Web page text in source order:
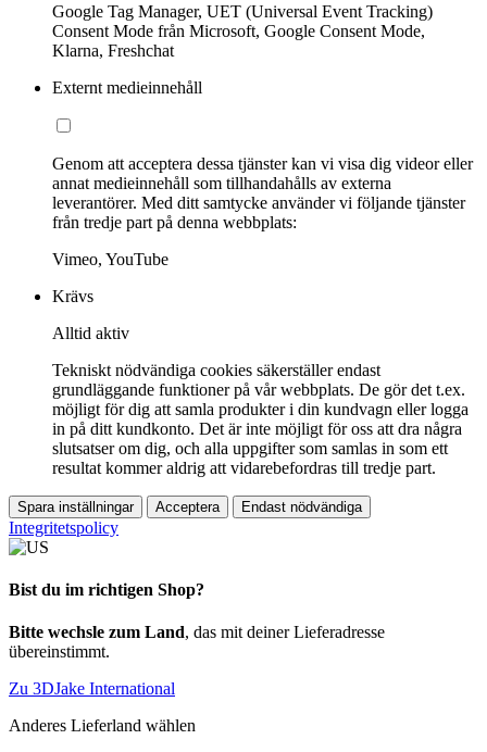
Google Tag Manager, UET (Universal Event Tracking)
Consent Mode från Microsoft, Google Consent Mode,
Klarna, Freshchat
Externt medieinnehåll
Genom att acceptera dessa tjänster kan vi visa dig videor eller
annat medieinnehåll som tillhandahålls av externa
leverantörer. Med ditt samtycke använder vi följande tjänster
från tredje part på denna webbplats:
Vimeo, YouTube
Krävs
Alltid aktiv
Tekniskt nödvändiga cookies säkerställer endast
grundläggande funktioner på vår webbplats. De gör det t.ex.
möjligt för dig att samla produkter i din kundvagn eller logga
in på ditt kundkonto. Det är inte möjligt för oss att dra några
slutsatser om dig, och alla uppgifter som samlas in som ett
resultat kommer aldrig att vidarebefordras till tredje part.
Spara inställningar Acceptera Endast nödvändiga
Integritetspolicy
Bist du im richtigen Shop?
Bitte wechsle zum Land, das mit deiner Lieferadresse
übereinstimmt.
Zu 3DJake International
Anderes Lieferland wählen